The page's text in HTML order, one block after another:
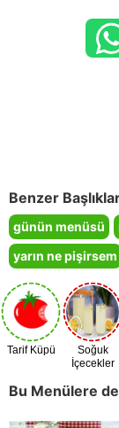
Benzer
günün menüsü
yarın ne pişirsem
Tarif Küpü
Soğuk
İçecekler
Bu Menülere